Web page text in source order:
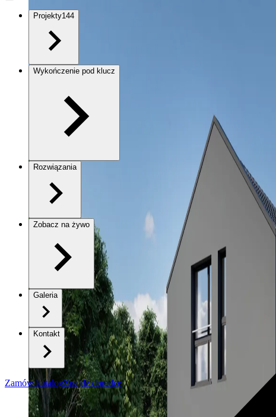
Projekty144
Wykończenie pod klucz
Rozwiązania
Zobacz na żywo
Galeria
Kontakt
Zamów katalogZnajdź doradcę